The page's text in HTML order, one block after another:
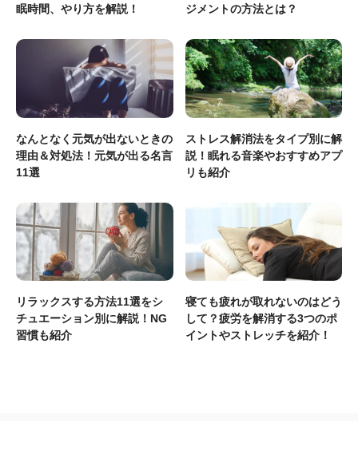
眠時間、やり方を解説！
ジメントの方法とは？
なんとなく元気が出ないときの
理由＆対処法！元気が出る名言
11選
ストレス解消法をタイプ別に解
説！眠れる音楽やおすすめアプ
リも紹介
リラックスする方法11選をシ
チュエーション別に解説！NG
習慣も紹介
寝ても疲れが取れないのはどう
して？疲労を解消する3つのポ
イントやストレッチを紹介！